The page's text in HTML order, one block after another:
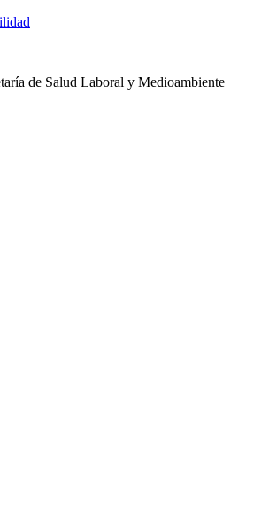
de Salud Laboral y Medioambiente